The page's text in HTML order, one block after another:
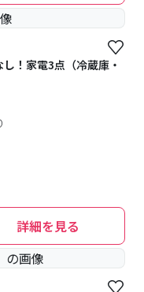
！家電3点（冷蔵庫・
詳細を見る